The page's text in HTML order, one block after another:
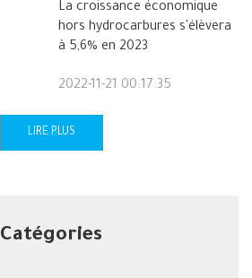
La croissance économique
hors hydrocarbures s'élèvera
à 5,6% en 2023
2022-11-21 00:17:35
LIRE PLUS
Catégories